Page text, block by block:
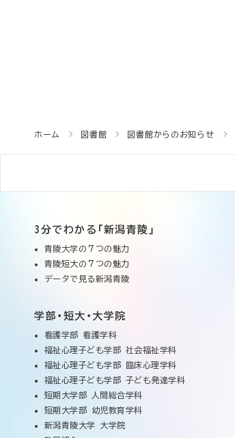
ホーム 図書館 図書館からのお知らせ
3分でわかる「新潟青陵」
青陵大学の７つの魅力
青陵短大の７つの魅力
データで見る新潟青陵
学部・短大・大学院
看護学部 看護学科
福祉心理子ども学部 社会福祉学科
福祉心理子ども学部 臨床心理学科
福祉心理子ども学部 子ども発達学科
短期大学部 人間総合学科
短期大学部 幼児教育学科
新潟青陵大学 大学院